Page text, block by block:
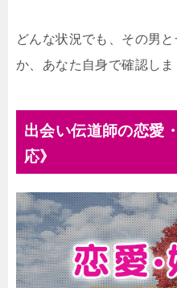
どんな状況でも、その男
か、あなた自身で確認しま
出会い伝道師の恋愛
応》